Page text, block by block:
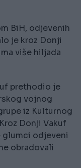
BiH, odjevenih
je kroz Donji
više hiljada
prethodio je
vojnog
iz Kulturnog
Donji Vakuf
odjeveni
obradovali